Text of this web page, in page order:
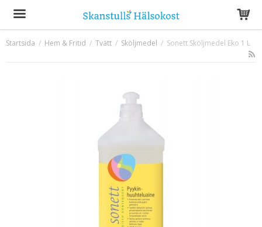
Startsida / Hem & Fritid / Tvätt / Sköljmedel / Sonett Sköljmedel Eko 1 L